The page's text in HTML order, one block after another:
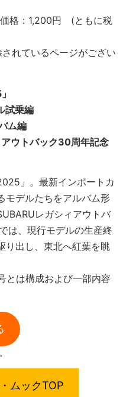
格：1,200円 (ともに税
れているページがござい
試乗編
ム編
アウトバック30周年記念
」。最新インポートカ
モデルたちをアルバム形
レガシィアウトバ
は、現行モデルの生産終
り出し、東北へ紅葉を眺
とは構成および一部内容
ムックTOP